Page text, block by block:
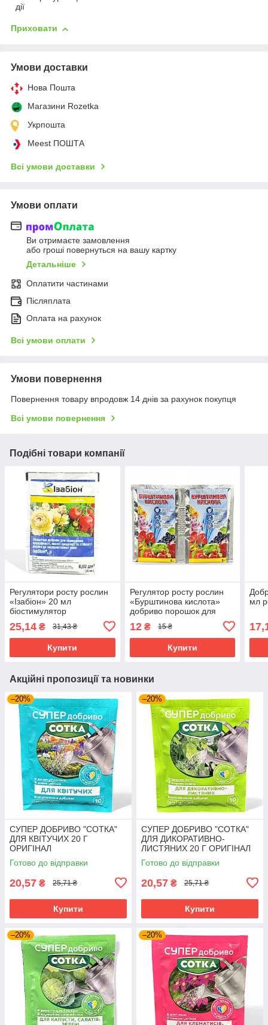
дії
Приховати
Умови доставки
Нова Пошта
Магазини Rozetka
Укрпошта
Meest ПОШТА
Всі умови доставки
Умови оплати
Ви отримаєте замовлення
або гроші повернуться на вашу картку
Детальніше
Оплатити частинами
Післяплата
Оплата на рахунок
Всі умови оплати
Умови повернення
Повернення товару впродовж 14 днів за рахунок покупця
Всі умови повернення
Подібні товари компанії
Регулятори росту рослин
«Ізабіон» 20 мл
біостимулятор
25,14 ₴ 31,43 ₴
Купити
Регулятор росту рослин
«Бурштинова кислота»
добриво порошок для
12₴ 15 ₴
Купити
мл
Акційні пропозиції та новинки
–20%
СУПЕР ДОБРИВО "СОТКА"
ДЛЯ КВІТУЧИХ 20 Г
ОРИГІНАЛ
Готово до відправки
20,57 ₴ 25,71 ₴
Купити
–20%
СУПЕР ДОБРИВО "СОТКА"
ДЛЯ ДИКОРАТИВНО-
ЛИСТЯНИХ 20 Г ОРИГІНАЛ
Готово до відправки
20,57 ₴ 25,71 ₴
Купити
–20% –20%